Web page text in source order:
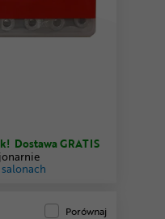
Dostawa GRATIS
Porównaj